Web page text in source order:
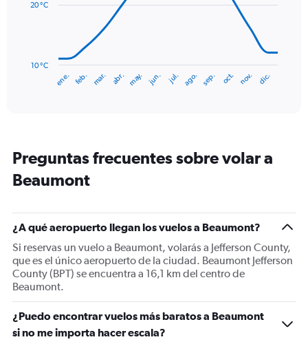
has
14
The
has
1
axis
displaying
values.
Range:
10
to
30.
ene. feb. mar. abr. may. jun. jul. ago. sep. oct. nov. dic.
10 °C
20 °C
Preguntas frecuentes sobre volar a
Beaumont
¿A qué aeropuerto llegan los vuelos a Beaumont?
Si reservas un vuelo a Beaumont, volarás a Jefferson County,
que es el único aeropuerto de la ciudad. Beaumont Jefferson
County (BPT) se encuentra a 16,1 km del centro de
Beaumont.
¿Puedo encontrar vuelos más baratos a Beaumont
si no me importa hacer escala?